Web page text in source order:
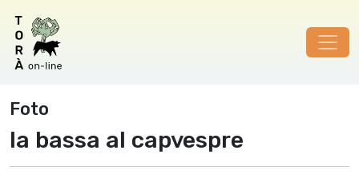
Foto
la bassa al capvespre